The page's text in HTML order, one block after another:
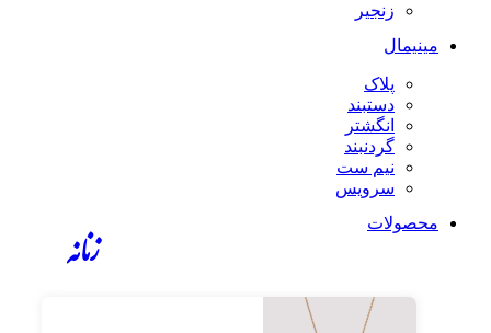
زنجیر
مینیمال
پلاک
دستبند
انگشتر
گردنبند
نیم ست
سرویس
محصولات
زنانه